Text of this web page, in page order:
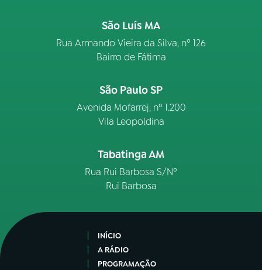
São Luís MA
Rua Armando Vieira da Silva, nº 126
Bairro de Fátima
São Paulo SP
Avenida Mofarrej, nº 1.200
Vila Leopoldina
Tabatinga AM
Rua Rui Barbosa S/Nº
Rui Barbosa
INÍCIO
A RÁDIO
PROGRAMAÇÃO